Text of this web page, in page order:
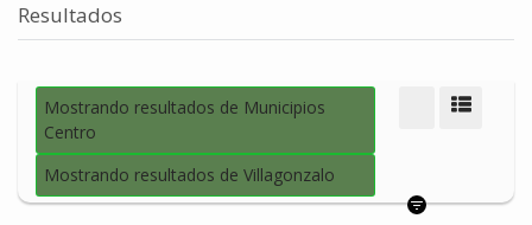
Resultados
Mostrando resultados de Municipios
Centro
Mostrando resultados de Villagonzalo